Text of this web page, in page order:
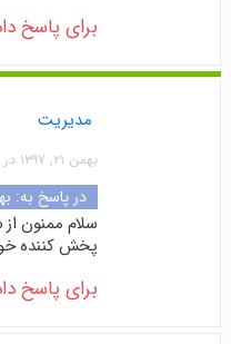
برای پاسخ
مدیریت
بهمن ۲۱, ۱۳۹۷ در ۱۵:۵۵
در پاسخ به:
سلام ممنون
پخش کننده
برای پاسخ